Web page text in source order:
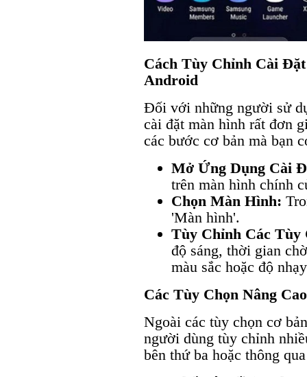
Cách Tùy Chỉnh Cài
Android
Đối với những người sử
cài đặt màn hình rất đơn
các bước cơ bản mà bạn
Mở Ứng Dụng Cài
trên màn hình chính
Chọn Màn Hình:
'Màn hình'.
Tùy Chỉnh Các Tùy
độ sáng, thời gian
màu sắc hoặc độ
Các Tùy Chọn Nâng
Ngoài các tùy chọn cơ
người dùng tùy chỉnh
bên thứ ba hoặc thông